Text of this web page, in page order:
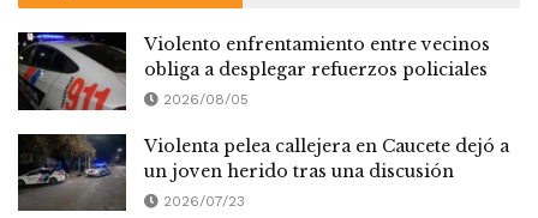
Violento enfrentamiento entre vecinos
obliga a desplegar refuerzos policiales
2026/08/05
Violenta pelea callejera en Caucete dejó a
un joven herido tras una discusión
2026/07/23